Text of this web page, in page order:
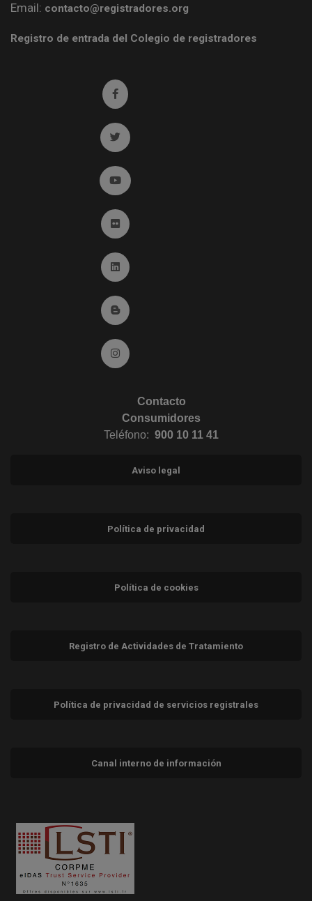
Email: contacto@registradores.org
Registro de entrada del Colegio de registradores
Ir a facebook (abre en ventana nueva)
Ir a twitter (abre en ventana nueva)
Ir a YouTube (abre en ventana nueva)
Ir a Flickr (abre en ventana nueva)
Ir a Linkedin (abre en ventana nueva)
Ir al Blog (abre en ventana nueva)
Ir a Instagram (abre en ventana nueva)
Contacto
Consumidores
Teléfono: 900 10 11 41
Aviso legal
Política de privacidad
Política de cookies
Registro de Actividades de Tratamiento
Política de privacidad de servicios registrales
Canal interno de información